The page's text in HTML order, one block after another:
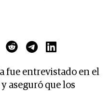
fue entrevistado en el
aseguró que los